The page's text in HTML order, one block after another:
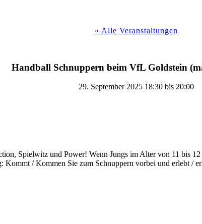
« Alle Veranstaltungen
Handball Schnuppern beim VfL Goldstein
29. September 2025 18:30bis 20:00
Spielwitz und Power! Wenn Jungs im Alter von 11 bis
Kommt / Kommen Sie zum Schnuppern vorbei und erlebt /